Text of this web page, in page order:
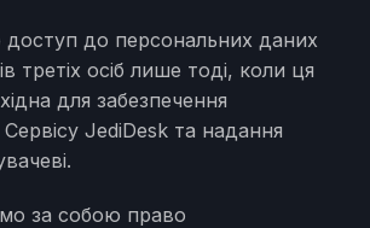
до персональних даних
третіх осіб лише тоді, коли ця
для забезпечення
JediDesk та надання
за собою право